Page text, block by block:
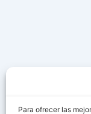
Para ofrecer las